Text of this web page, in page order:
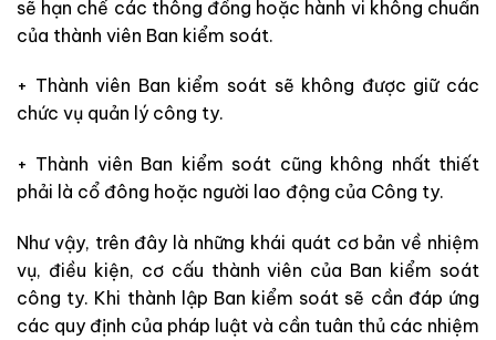
sẽ hạn chế các thông đồng hoặc hành vi không chuẩn
của thành viên Ban kiểm soát.
+ Thành viên Ban kiểm soát sẽ không được giữ các
chức vụ quản lý công ty.
+ Thành viên Ban kiểm soát cũng không nhất thiết
phải là cổ đông hoặc người lao động của Công ty.
Như vậy, trên đây là những khái quát cơ bản về nhiệm
vụ, điều kiện, cơ cấu thành viên của Ban kiểm soát
công ty. Khi thành lập Ban kiểm soát sẽ cần đáp ứng
các quy định của pháp luật và cần tuân thủ các nhiệm